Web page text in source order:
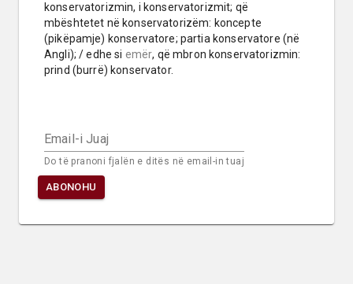
konservatorizmin, i konservatorizmit; që
mbështetet në konservatorizëm: koncepte
(pikëpamje) konservatore; partia konservatore (në
Angli); / edhe si emër, që mbron konservatorizmin:
prind (burrë) konservator.
Email-i Juaj
Do të pranoni fjalën e ditës në email-in tuaj
ABONOHU